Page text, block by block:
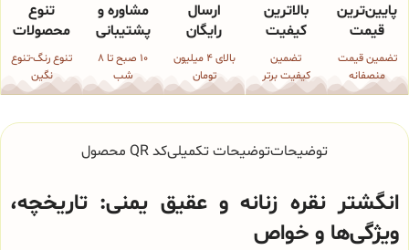
پایین‌ترین
قیمت
تضمین قیمت
منصفانه
بالاترین
کیفیت
تضمین
کیفیت برتر
ارسال
رایگان
بالای 4 میلیون
تومان
مشاوره و
پشتیبانی
10 صبح تا 8
شب
تنوع
محصولات
تنوع رنگ-تنوع
نگین
توضیحاتتوضیحات تکمیلیکد QR محصول
انگشتر نقره زنانه و عقیق یمنی: تاریخچه،
ویژگی‌ها و خواص